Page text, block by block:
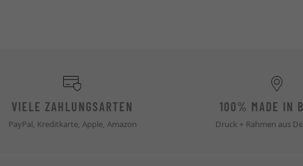
VIELE ZAHLUNGSARTEN
PayPal, Kreditkarte, Apple, Amazon
100% MADE IN
Druck + Rahmen aus